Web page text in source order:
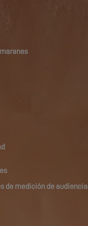
de medición de audiencia